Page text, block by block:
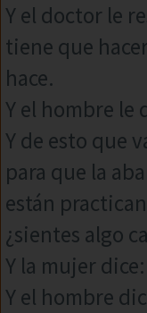
Y el doctor le
tiene que
hace.
Y el hombre le
Y de esto que
para que la
están
¿sientes algo
Y la mujer
Y el hombre